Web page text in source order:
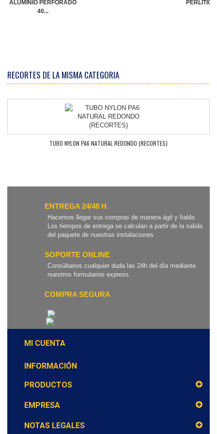
ALUMINIO PERFORADO
40...
RECORTES DE LA MISMA CATEGORIA
TUBO NYLON PA6 NATURAL REDONDO (RECORTES)
ENTREGA 24/48 H.
Hacemos llegar sus compras de manera ágil y fiable.
Los tiempos de entrega se calculan a partir de la salida
del paquete de nuestras instalaciones
SOPORTE ONLINE
Consúltanos cualquier duda las 24h del día mediante
nuestros formularios express.
COMPRA SEGURA
MI CUENTA
INFORMACIÓN
PRODUCTOS
EMPRESA
NOTAS LEGALES